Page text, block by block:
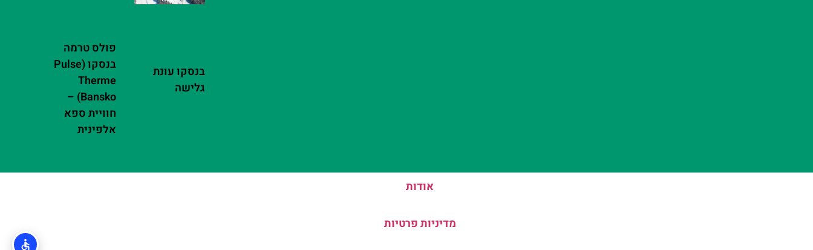
בנסקו עונת
גלישה
פולס טרמה
בנסקו (Pulse
Therme
Bansko) –
חוויית ספא
אלפינית
אודות
מדיניות פרטיות